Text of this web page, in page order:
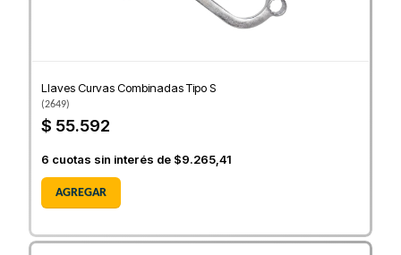
Llaves Curvas Combinadas Tipo S
(2649)
$ 55.592
6 cuotas sin interés de $9.265,41
AGREGAR